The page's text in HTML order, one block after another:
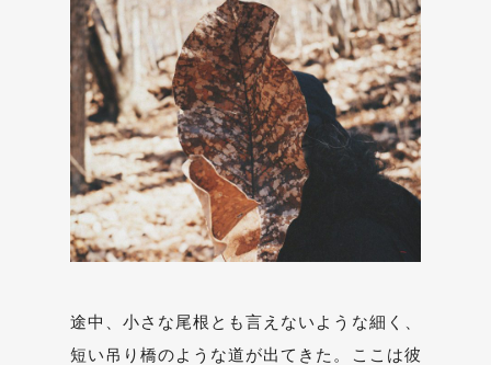
途中、小さな尾根とも言えないような細く、
短い吊り橋のような道が出てきた。ここは彼